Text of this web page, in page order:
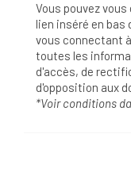
Vous pouvez
lien inséré en bas
vous connectant
toutes les
d'accès, de
d'opposition aux
*Voir conditions